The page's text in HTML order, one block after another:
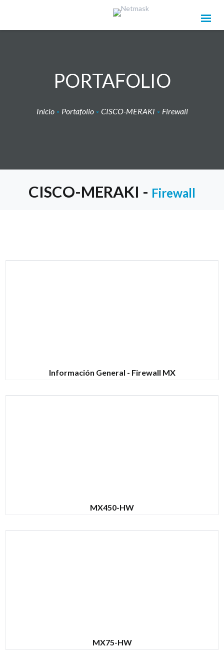
PORTAFOLIO
Inicio Portafolio CISCO-MERAKI Firewall
CISCO-MERAKI - Firewall
Información General - Firewall MX
MX450-HW
MX75-HW